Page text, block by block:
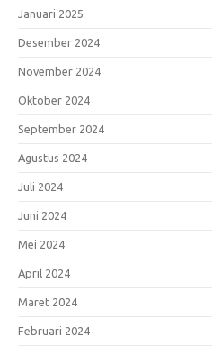
Januari 2025
Desember 2024
November 2024
Oktober 2024
September 2024
Agustus 2024
Juli 2024
Juni 2024
Mei 2024
April 2024
Maret 2024
Februari 2024